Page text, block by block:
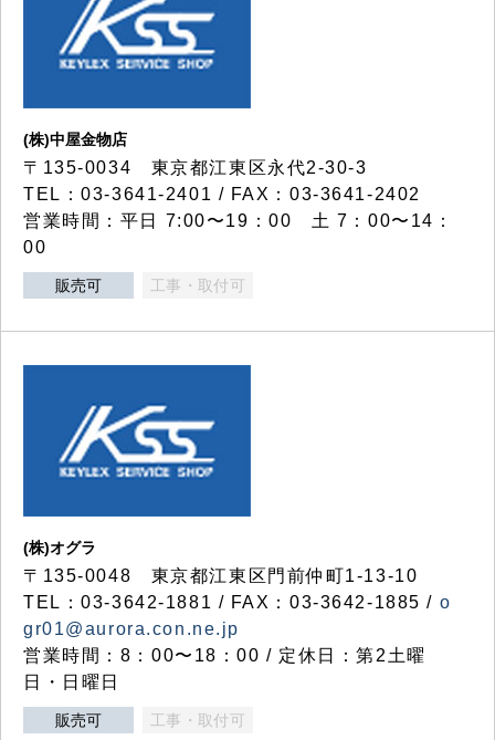
(株)中屋金物店
〒135-0034 東京都江東区永代2-30-3
TEL：03-3641-2401 / FAX：03-3641-2402
営業時間：平日 7:00〜19：00 土 7：00〜14：
00
販売可 工事・取付可
(株)オグラ
〒135-0048 東京都江東区門前仲町1-13-10
TEL：03-3642-1881 / FAX：03-3642-1885 / o
gr01@aurora.con.ne.jp
営業時間：8：00〜18：00 / 定休日：第2土曜
日・日曜日
販売可 工事・取付可